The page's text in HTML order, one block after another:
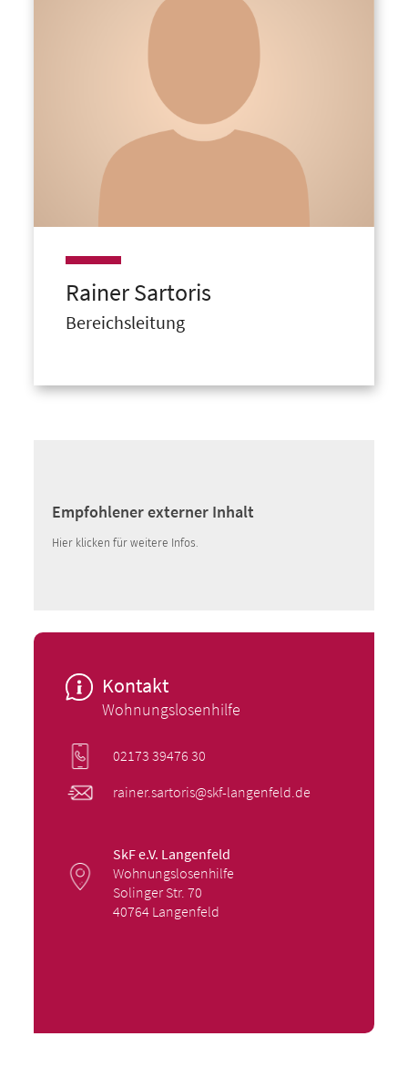
RainerSartoris
Bereichsleitung
Empfohlener externer Inhalt
Hier klicken für weitere Infos.
Kontakt
Wohnungslosenhilfe
02173 39476 30
rainer.sartoris@skf-langenfeld.de
SkF e.V. Langenfeld
Wohnungslosenhilfe
Solinger Str. 70
40764 Langenfeld